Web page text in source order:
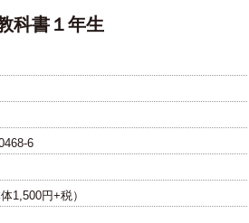
科書１年生
6
1,500円+税）